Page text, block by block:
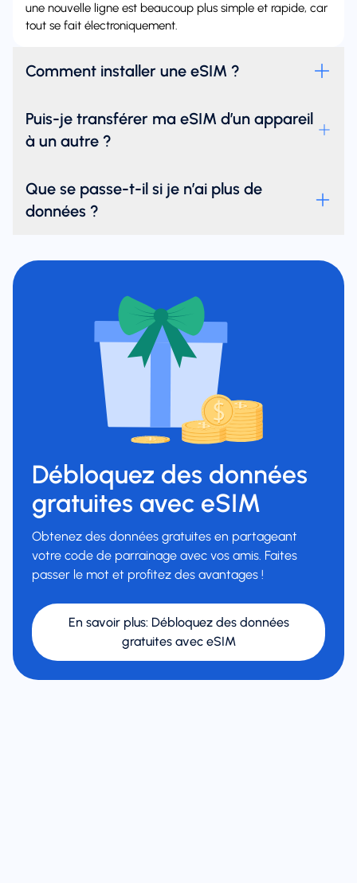
une nouvelle ligne est beaucoup plus simple et rapide, car
tout se fait électroniquement.
Comment installer une eSIM ?
Puis-je transférer ma eSIM d’un appareil
à un autre ?
Que se passe-t-il si je n’ai plus de
données ?
Débloquez des données
gratuites avec eSIM
Obtenez des données gratuites en partageant
votre code de parrainage avec vos amis. Faites
passer le mot et profitez des avantages !
En savoir plus: Débloquez des données
gratuites avec eSIM